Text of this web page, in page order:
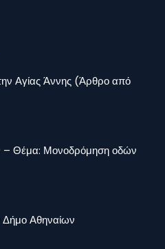
Αγίας Άννης (Άρθρο από
– Θέμα: Μονοδρόμηση οδών
Αθηναίων